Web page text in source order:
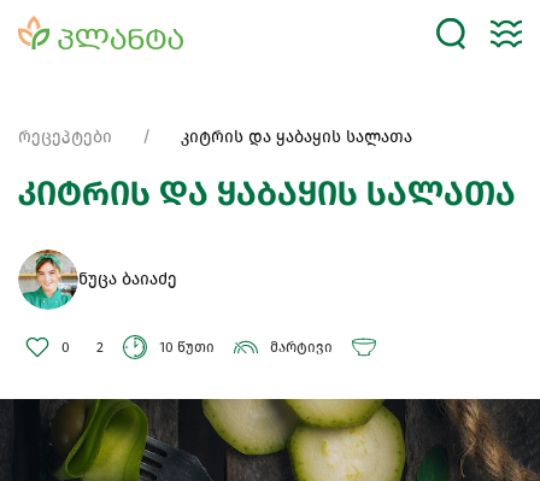
რეცეპტები კიტრის და ყაბაყის სალათა
კიტრის და ყაბაყის სალათა
ნუცა ბაიაძე
0 2 10 წუთი მარტივი